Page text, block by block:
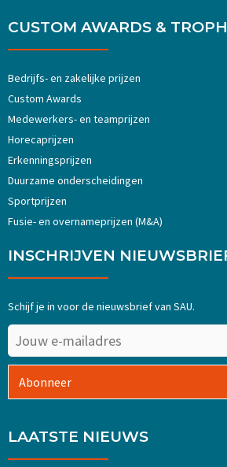
CUSTOM AWARDS &
Bedrijfs- en zakelijke prijzen
Custom Awards
Medewerkers- en teamprijzen
Horecaprijzen
Erkenningsprijzen
Duurzame onderscheidingen
Sportprijzen
Fusie- en overnameprijzen (M&A)
INSCHRIJVEN
Schijf je in voor de nieuwsbrief van SAU.
Abonneer
LAATSTE NIEUWS